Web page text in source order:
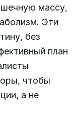
массу,
Эти
без
план
чтобы
а не